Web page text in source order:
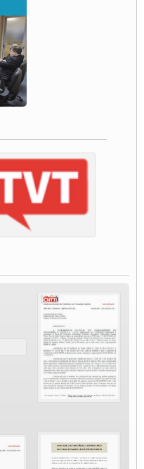
CLASSE TRABALHADORA
Estado Democrático de Direito
Congresso da CNTTL
avaliar proposta de reajuste
em transportes está mantido,
terça-feira (20)
que liga o Mercosul ao
Branco e fazem protesto
e o Adoecimento da Classe
TRANSPORTE PARA A
PANDEMIA
TRANSPORTE
DEVEMOS NOS ORGANIZAR?
está bem de saúde
que contraem a Covid-19 na
de COVID-19 para
CGTB e dos caminhoneiros
DIREITOS EM
da Unisinos e Doutor em